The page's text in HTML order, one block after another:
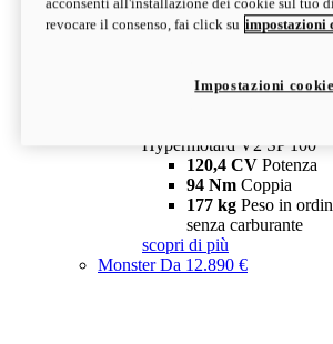
177 kgPeso in
senza carburante
Depotenziata 35 kW:
configura scopri di più
Hypermotard V2 SP 100
120,4 CV Potenza
94 Nm Coppia
177 kg Peso in
senza carburante
scopri di più
MonsterDa 12.890 €
revocare il consenso, fai click su impostazioni
Impostazioni cookie